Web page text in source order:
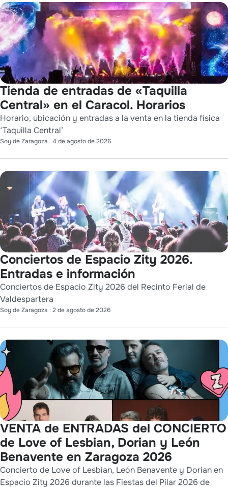
Tienda de entradas de «Taquilla
Central» en el Caracol. Horarios
Horario, ubicación y entradas a la venta en la tienda física
‘Taquilla Central’
Soy de Zaragoza · 4 de agosto de 2026
Conciertos de Espacio Zity 2026.
Entradas e información
Conciertos de Espacio Zity 2026 del Recinto Ferial de
Valdespartera
Soy de Zaragoza · 2 de agosto de 2026
VENTA de ENTRADAS del CONCIERTO
de Love of Lesbian, Dorian y León
Benavente en Zaragoza 2026
Concierto de Love of Lesbian, León Benavente y Dorian en
Espacio Zity 2026 durante las Fiestas del Pilar 2026 de